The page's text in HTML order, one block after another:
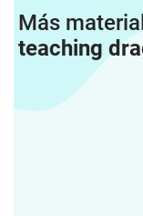
Más
teaching